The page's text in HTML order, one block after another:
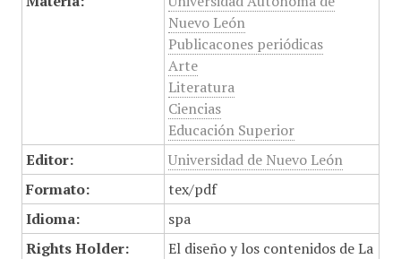
Nuevo León
Publicacones periódicas
Arte
Literatura
Ciencias
Educación Superior
Editor:
Universidad de Nuevo León
Formato:
tex/pdf
Idioma:
spa
Rights Holder:
El diseño y los contenidos de La